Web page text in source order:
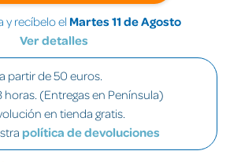
y recíbelo el Martes 11 de Agosto
Ver detalles
partir de 50 euros.
horas. (Entregas en Península)
en tienda gratis.
política de devoluciones